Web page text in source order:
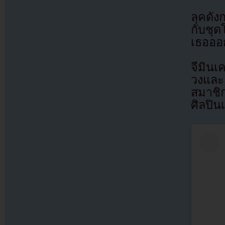
ลุคดัง
กับชุด
เธออ
จีมินเ
วงแล
สมาชิ
ศิลปิน